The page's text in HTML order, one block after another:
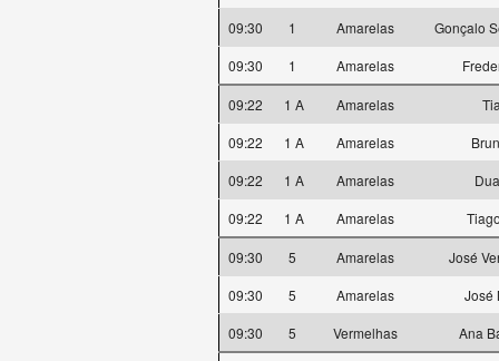
09:30
1 Amarelas
Gonçalo
09:30
1 Amarelas
09:22 1 A Amarelas
09:22
1 A Amarelas
09:22
1 A Amarelas
09:22
1 A Amarelas
09:30 5 Amarelas
José
09:30
5 Amarelas
José
09:30
5 Vermelhas Ana